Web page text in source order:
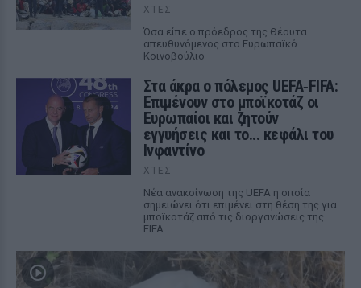
ΧΤΕΣ
Όσα είπε ο πρόεδρος της Θέουτα
απευθυνόμενος στο Ευρωπαϊκό
Κοινοβούλιο
Στα άκρα ο πόλεμος UEFA‑FIFA:
Επιμένουν στο μποϊκοτάζ οι
Ευρωπαίοι και ζητούν
εγγυήσεις και το... κεφάλι του
Ινφαντίνο
ΧΤΕΣ
Νέα ανακοίνωση της UEFA η οποία
σημειώνει ότι επιμένει στη θέση της για
μποϊκοτάζ από τις διοργανώσεις της
FIFA